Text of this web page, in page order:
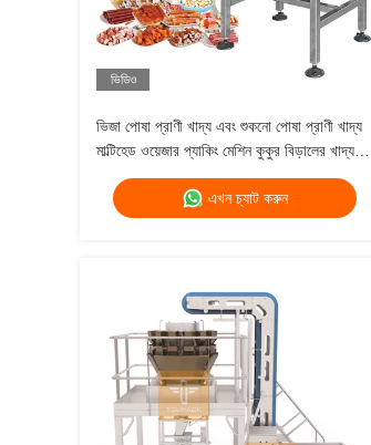
ভিডিও
ভিজা পোষা প্রাণী খাদ্য এবং শুকনো পোষা প্রাণী খাদ্য
মাল্টিহেড ওয়েজার প্যাকিং মেশিন কুকুর বিড়ালের খাদ্য
ওজন 120g 240g 400g 1kg ব্যাগ প্যাকিং মেশিন
এখন চ্যাট করুন